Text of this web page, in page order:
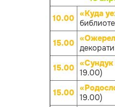
10.00 «Куда
15.00
15.00 19.00)
15.00 19.00)